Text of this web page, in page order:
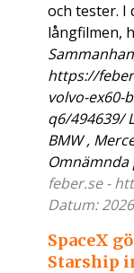
och tester. I
långfilmen,
https://
volvo-ex60-
q6/494639/
BMW ,
feber.se -
Datum:
SpaceX
Starship